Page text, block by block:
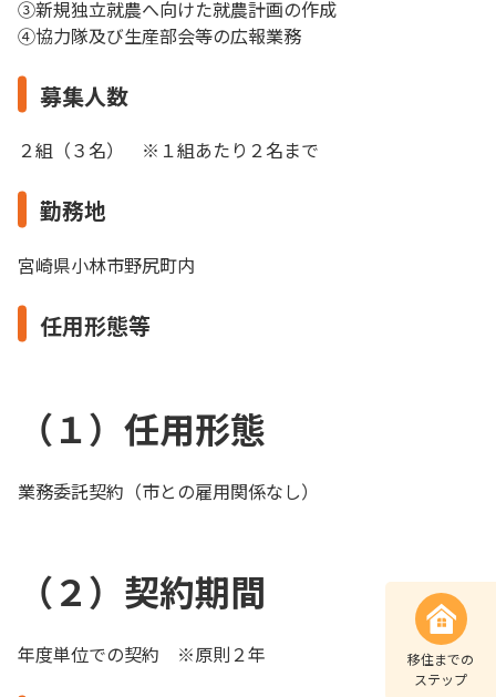
③新規独立就農へ向けた就農計画の作成
④協力隊及び生産部会等の広報業務
募集人数
２組（３名） ※１組あたり２名まで
勤務地
宮崎県小林市野尻町内
任用形態等
（１）任用形態
業務委託契約（市との雇用関係なし）
（２）契約期間
年度単位での契約 ※原則２年
移住までの
ステップ